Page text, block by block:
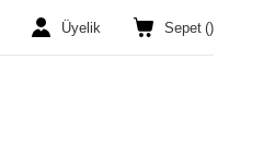
Üyelik Sepet ()